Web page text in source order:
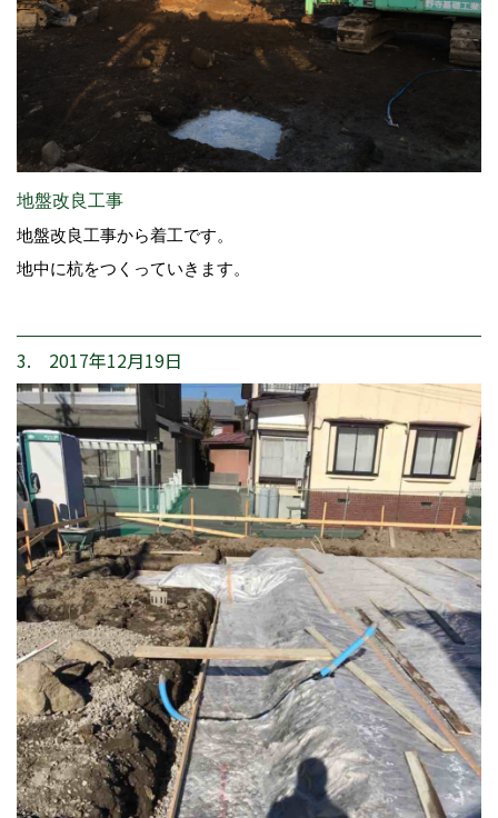
地盤改良工事
地盤改良工事から着工です。
地中に杭をつくっていきます。
3. 2017年12月19日